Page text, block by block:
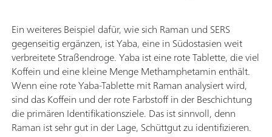
Ein weiteres Beispiel dafür, wie sich Raman und SERS
gegenseitig ergänzen, ist Yaba, eine in Südostasien weit
verbreitete Straßendroge. Yaba ist eine rote Tablette, die viel
Koffein und eine kleine Menge Methamphetamin enthält.
Wenn eine rote Yaba-Tablette mit Raman analysiert wird,
sind das Koffein und der rote Farbstoff in der Beschichtung
die primären Identifikationsziele. Das ist sinnvoll, denn
Raman ist sehr gut in der Lage, Schüttgut zu identifizieren.